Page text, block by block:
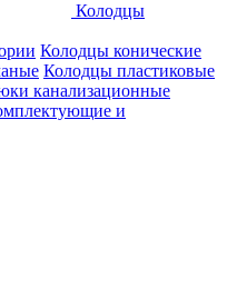
Колодцы
Колодцы конические
Колодцы пластиковые
канализационные
и